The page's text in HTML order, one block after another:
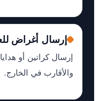
إرسال أغراض
إرسال كراتين أو
والأقارب في الخارج.